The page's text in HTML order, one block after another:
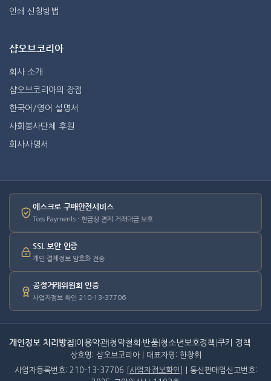
인쇄 신청방법
샵오브코리아
회사 소개
샵오브코리아의 장점
한국어/영어 설명서
사회봉사단체 후원
회사사명서
에스크로 구매안전서비스
Toss Payments · 현금성 결제 거래대금 보호
SSL 보안 인증
개인·결제정보 암호화 전송
공정거래위원회 인증
사업자정보 확인 210-13-37706
개인정보 처리방침 이용약관 청약철회·반품 청소년보호정책 쿠키 정책
상호명: 샵오브코리아 | 대표자명: 한창휘
사업자등록번호: 210-13-37706
[사업자정보확인]
| 통신판매업신고번호: